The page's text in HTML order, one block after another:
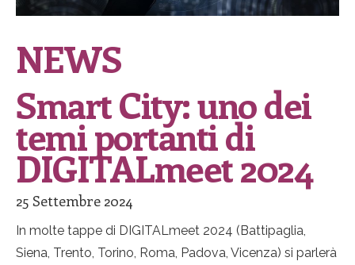
NEWS
Smart City: uno dei
temi portanti di
DIGITALmeet 2024
25 Settembre 2024
In molte tappe di DIGITALmeet 2024 (Battipaglia,
Siena, Trento, Torino, Roma, Padova, Vicenza) si parlerà